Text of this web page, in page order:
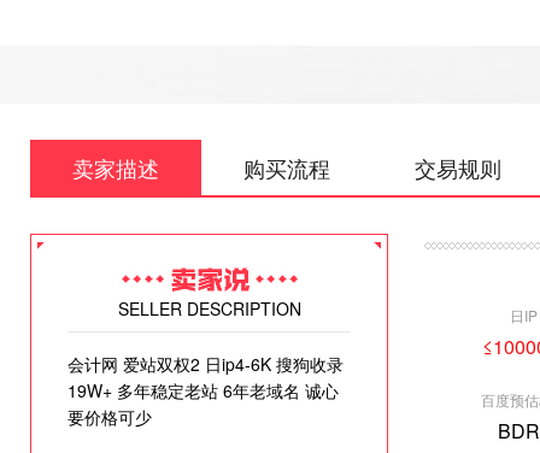
卖家描述 购买流程 交易规则
SELLER DESCRIPTION
会计网 爱站双权2 日ip4-6K 搜狗收录
19W+ 多年稳定老站 6年老域名 诚心
要价格可少
日IP
百度预